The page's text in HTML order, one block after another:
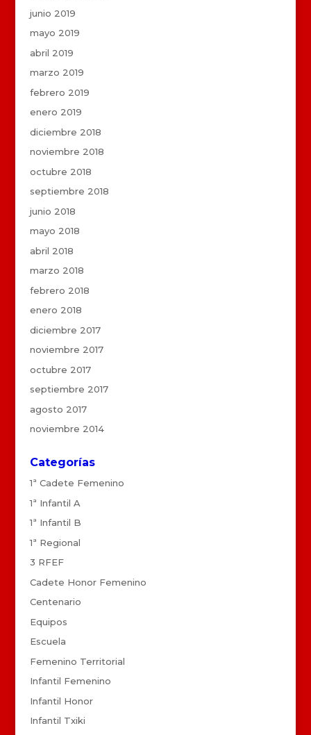
junio 2019
mayo 2019
abril 2019
marzo 2019
febrero 2019
enero 2019
diciembre 2018
noviembre 2018
octubre 2018
septiembre 2018
junio 2018
mayo 2018
abril 2018
marzo 2018
febrero 2018
enero 2018
diciembre 2017
noviembre 2017
octubre 2017
septiembre 2017
agosto 2017
noviembre 2014
Categorías
1ª Cadete Femenino
1ª Infantil A
1ª Infantil B
1ª Regional
3 RFEF
Cadete Honor Femenino
Centenario
Equipos
Escuela
Femenino Territorial
Infantil Femenino
Infantil Honor
Infantil Txiki